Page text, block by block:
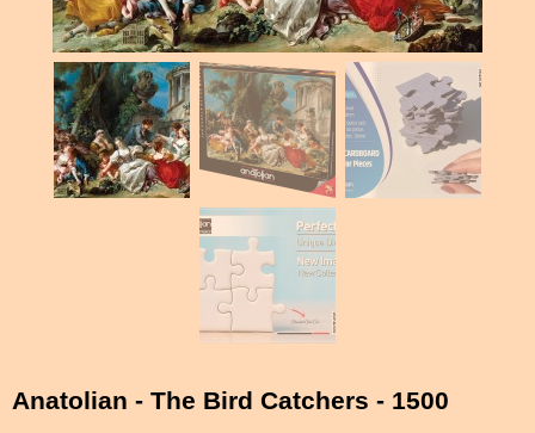
Anatolian - The Bird Catchers - 1500